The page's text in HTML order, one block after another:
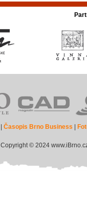
|Časopis Brno Business
Copyright © 2024